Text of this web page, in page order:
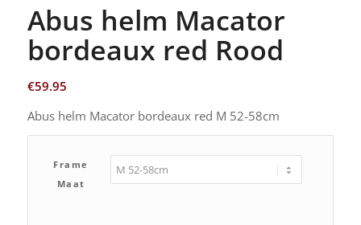
Abus helm Macator
bordeaux red Rood
€59.95
Abus helm Macator bordeaux red M 52-58cm
Frame
Maat